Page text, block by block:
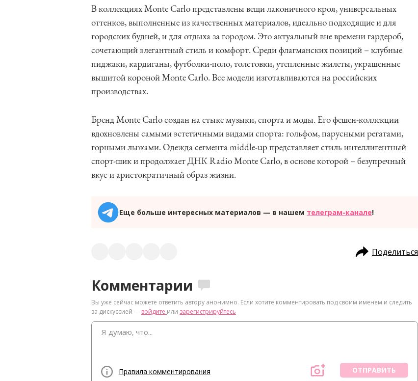
В коллекциях Monte Carlo представлены вещи лаконичного кроя, универсальных
оттенков, выполненные из качественных материалов, идеально подходящие и для
городских будней, и для отдыха за городом. Это актуальный вне времени гардероб,
сочетающий элегантный стиль и комфорт. Среди флагманских позиций – клубные
пиджаки, кардиганы, футболки-поло, толстовки, утепленные жилеты, украшенные
вышитой короной Monte Carlo. Все модели изготавливаются на российских
производствах.
Бренд Monte Carlo создан на стыке музыки, спорта и моды. Его фешен-коллекции
вдохновлены самыми эстетичными видами спорта: гольфом, парусными регатами,
горными лыжами. Одежда сегмента middle-up представляет стиль интеллигентный
спорт-шик и продолжает ДНК Radio Monte Carlo, в основе которой – безупречный
вкус и аристократичный образ жизни.
Еще больше интересных материалов — в нашем телеграм-канале!
Поделиться
Комментарии
Вы уже сейчас можете ответить автору анонимно. Если хотите комментировать под своим именем и следить
за дискуссией — войдите или зарегистрируйтесь
Правила комментирования ОТПРАВИТЬ